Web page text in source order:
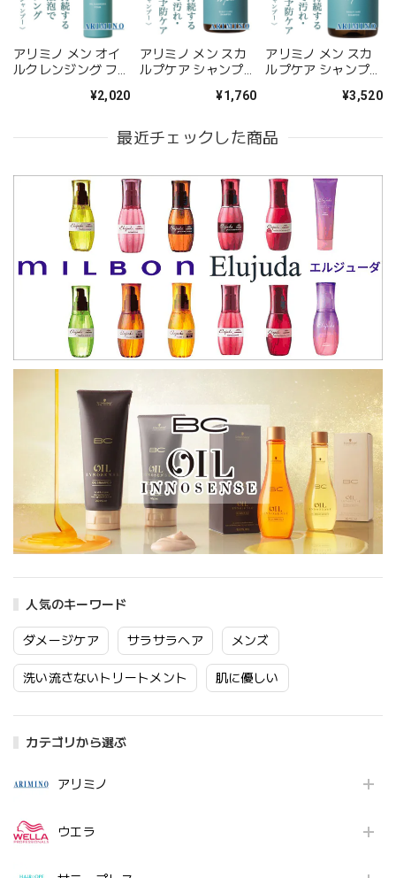
人気のキーワード
ダメージケア サラサラヘア メンズ
洗い流さないトリートメント 肌に優しい
カテゴリから選ぶ
アリミノ
ウエラ
アリミノ メン オイ
ルクレンジング フォ
¥2,020
アリミノ メン スカ
ルプケア シャンプー
¥1,760
アリミノ メン スカ
ルプケア シャンプー
¥3,520
最近チェックした商品